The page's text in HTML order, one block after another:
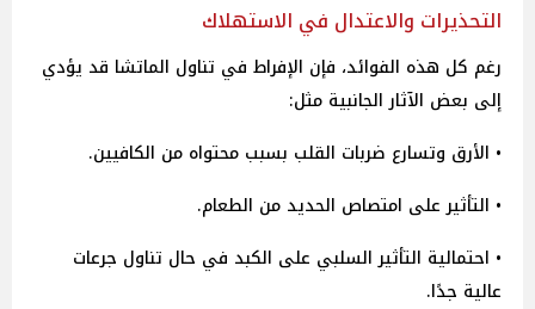
التحذيرات والاعتدال في الاستهلاك
رغم كل هذه الفوائد، فإن الإفراط في تناول الماتشا قد يؤدي
إلى بعض الآثار الجانبية مثل:
• الأرق وتسارع ضربات القلب بسبب محتواه من الكافيين.
• التأثير على امتصاص الحديد من الطعام.
• احتمالية التأثير السلبي على الكبد في حال تناول جرعات
عالية جدًا.